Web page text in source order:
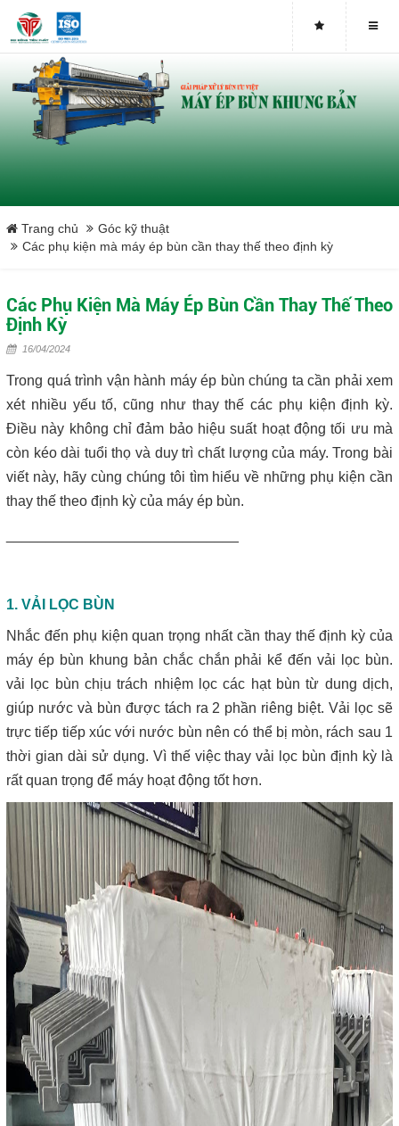
Buy genuine sludge press machines
Belt Press
Screw Press
Máy sấy bùn
Tại sao nên mua máy ép bùn trục vít
Lược rác đầu nguồn
Máy lược rác thô – giải pháp loại bỏ rác hiệu quả trong hệ thống
Giá máy ép bùn 2026 – Báo giá chi tiết theo từng dòng máy và
công suất
Close
Trang chủ
Góc kỹ thuật
Các phụ kiện mà máy ép bùn cần thay thế theo định kỳ
Các Phụ Kiện Mà Máy Ép Bùn Cần Thay Thế Theo
Định Kỳ
16/04/2024
Trong quá trình vận hành máy ép bùn chúng ta cần phải xem
xét nhiều yếu tố, cũng như thay thế các phụ kiện định kỳ.
Điều này không chỉ đảm bảo hiệu suất hoạt động tối ưu mà
còn kéo dài tuổi thọ và duy trì chất lượng của máy. Trong bài
viết này, hãy cùng chúng tôi tìm hiểu về những phụ kiện cần
thay thế theo định kỳ của máy ép bùn.
1. VẢI LỌC BÙN
Nhắc đến phụ kiện quan trọng nhất cần thay thế định kỳ của
máy ép bùn khung bản chắc chắn phải kể đến vải lọc bùn.
vải lọc bùn chịu trách nhiệm lọc các hạt bùn từ dung dịch,
giúp nước và bùn được tách ra 2 phần riêng biệt. Vải lọc sẽ
trực tiếp tiếp xúc với nước bùn nên có thể bị mòn, rách sau 1
thời gian dài sử dụng. Vì thế việc thay vải lọc bùn định kỳ là
rất quan trọng để máy hoạt động tốt hơn.